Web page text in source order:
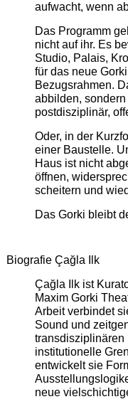
aufwacht, wenn
Das Programm
nicht auf ihr. Es
Studio, Palais,
für das neue
Bezugsrahmen.
abbilden,
postdisziplinär,
Oder, in der
einer Baustelle.
Haus ist nicht
öffnen,
scheitern und
Das Gorki bleibt
Biografie Çağla Ilk
Çağla Ilk ist
Maxim Gorki
Arbeit verbindet
Sound und
transdisziplinären
institutionelle
entwickelt sie
neue